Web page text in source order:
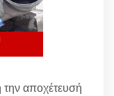
την αποχέτευσή